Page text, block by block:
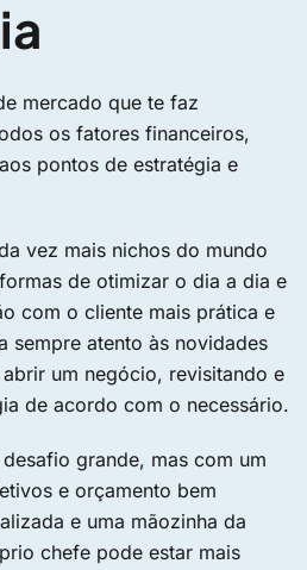
mercado que te faz
os fatores financeiros,
pontos de estratégia e
vez mais nichos do mundo
de otimizar o dia a dia e
com o cliente mais prática e
sempre atento às novidades
um negócio, revisitando e
de acordo com o necessário.
grande, mas com um
e orçamento bem
e uma mãozinha da
chefe pode estar mais